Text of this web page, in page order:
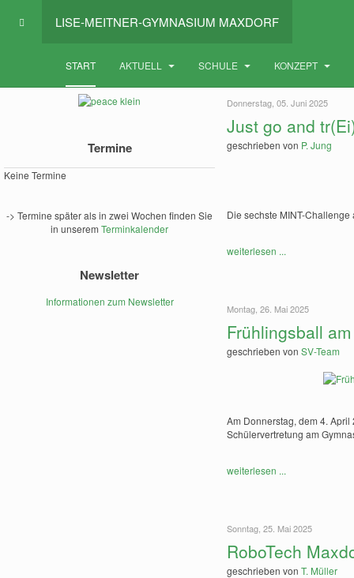
LISE-MEITNER-GYMNASIUM MAXDORF
START AKTUELL SCHULE KONZEPT
Donnerstag, 05. Juni 2025
Just go and
geschrieben von P. Jung
Die sechste MINT-Challenge
weiterlesen ...
Montag, 26. Mai 2025
Frühlingsball
geschrieben von SV-Team
Am Donnerstag, dem 4.
Schülervertretung am
weiterlesen ...
Sonntag, 25. Mai 2025
RoboTech
geschrieben von T. Müller
Termine
Keine Termine
-> Termine später als in zwei Wochen finden Sie
in unseremTerminkalender
Newsletter
Informationen zum Newsletter